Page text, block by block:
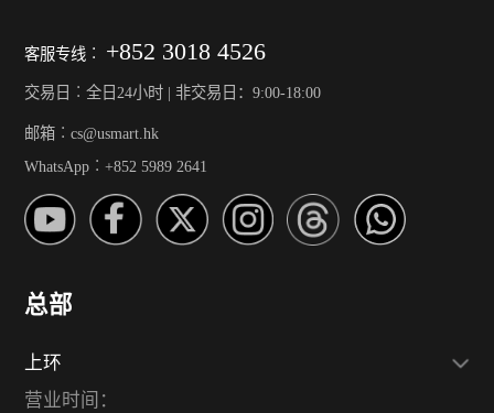
客服专线︰ +852 3018 4526
交易日︰全日24小时 | 非交易日：9:00-18:00
邮箱︰cs@usmart.hk
WhatsApp︰+852 5989 2641
总部
上环
营业时间：